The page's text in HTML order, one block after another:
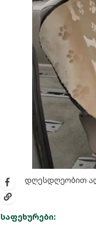
დღესდღეობით
საფეხურები: